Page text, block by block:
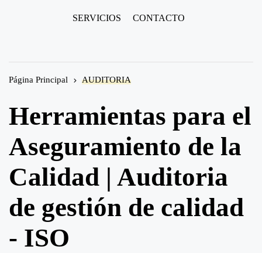
SERVICIOS CONTACTO
Página Principal AUDITORIA
Herramientas para el
Aseguramiento de la
Calidad | Auditoria
de gestión de calidad
- ISO